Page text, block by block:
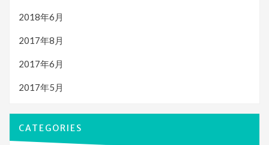
2018年6月
2017年8月
2017年6月
2017年5月
CATEGORIES